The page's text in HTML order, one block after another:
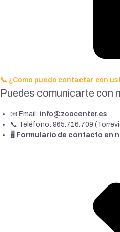
📞 ¿Cómo puedo contactar con
Puedes comunicarte con
📧 Email: info@zoocenter.es
📞 Teléfono: 965.716.709
🖥️ Formulario de contacto en